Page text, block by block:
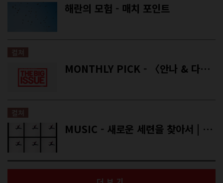
해란의 모험 - 매치 포인트
컬쳐
MONTHLY PICK - 〈안나 & 다니엘 사진전〉, 〈케이이치 타나아미: I’M THE ORIGIN〉외
컬쳐
MUSIC - 새로운 세련을 찾아서 | 고난과 시련에 대처하는 자세